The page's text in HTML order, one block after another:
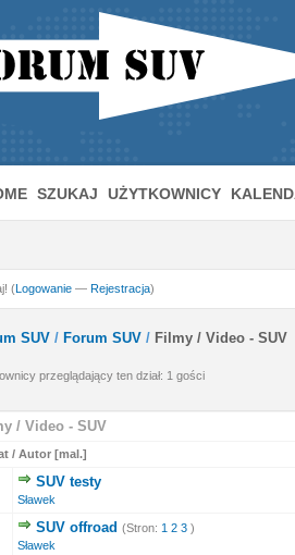
SZUKAJ UŻYTKOWNICY
(Logowanie — Rejestracja)
SUV / Forum SUV / Filmy / Video - SUV
przeglądający ten dział: 1 gości
/ Video - SUV
/ Autor [mal.]
SUV testy
Sławek
gwiazdek
SUV offroad (Stron: 1 2 3 )
Sławek
gwiazdek